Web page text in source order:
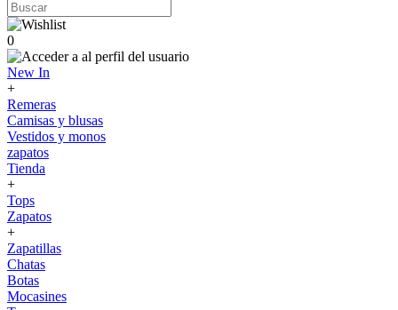
0
New In
+
Remeras
Camisas y blusas
Vestidos y monos
zapatos
Tienda
+
Tops
Zapatos
+
Zapatillas
Chatas
Botas
Mocasines